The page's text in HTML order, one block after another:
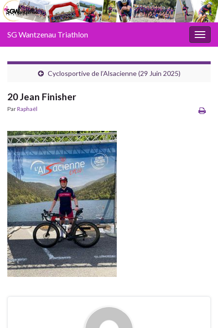
SG Wantzenau Triathlon
Cyclosportive de l’Alsacienne (29 Juin 2025)
20 Jean Finisher
ParRaphaël